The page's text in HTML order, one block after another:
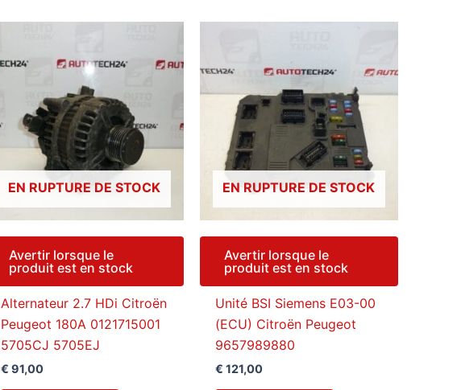
EN RUPTURE DE STOCK
Avertir lorsque le
produit est en stock
Alternateur 2.7 HDi Citroën
Peugeot 180A 0121715001
5705CJ 5705EJ
€ 91,00
EN RUPTURE DE STOCK
Avertir lorsque le
produit est en stock
Unité BSI Siemens E03-00
(ECU) Citroën Peugeot
9657989880
€ 121,00